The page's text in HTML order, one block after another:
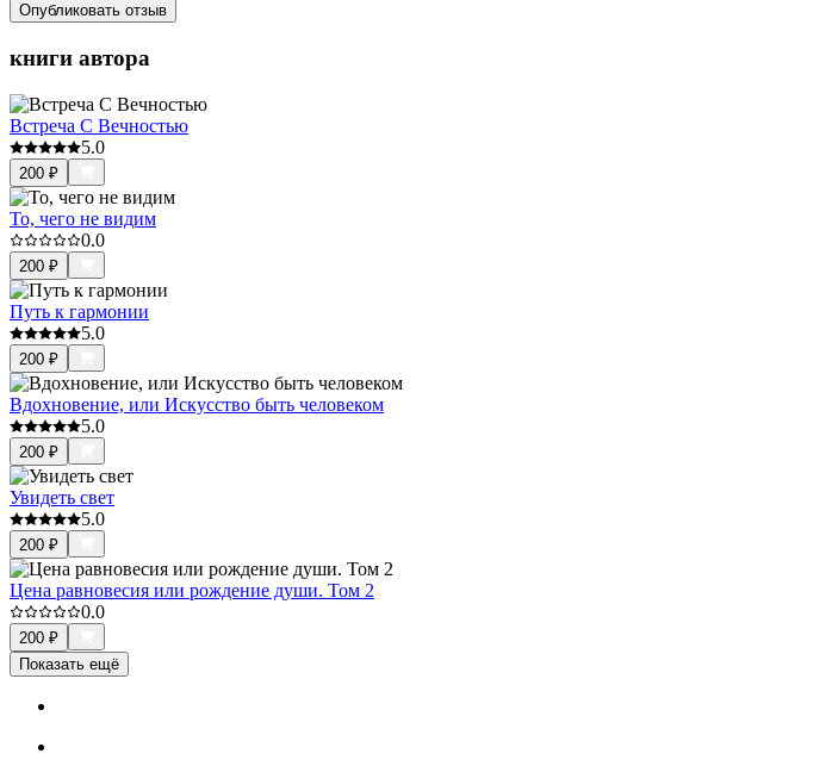
Опубликовать отзыв
книги автора
Встреча С Вечностью
5.0
200 ₽
То, чего не видим
0.0
200 ₽
Путь к гармонии
5.0
200 ₽
Вдохновение, или Искусство быть человеком
5.0
200 ₽
Увидеть свет
5.0
200 ₽
Цена равновесия или рождение души. Том 2
0.0
200 ₽
Показать ещё